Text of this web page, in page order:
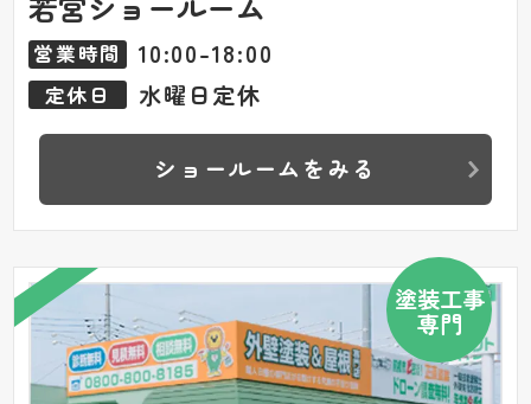
営業時間 10:00-18:00
定休日 水曜日定休
ショールームをみる
塗装工事
専門